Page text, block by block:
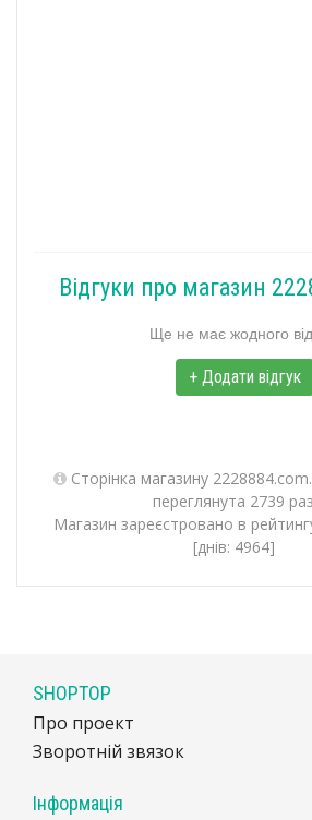
Відгуки про магазин
Ще не має жодного
+ Додати відгук
Сторінка магазину
переглянута 2739 раз
Магазин зареєстровано в
[днів: 4964]
SHOPTOP
Про проект
Зворотній звязок
Інформація